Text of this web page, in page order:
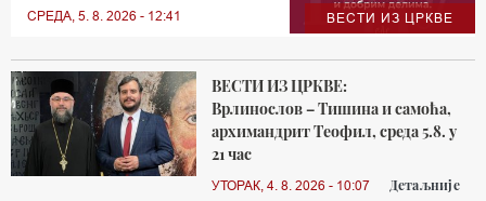
ВЕСТИ ИЗ ЦРКВЕ
СРЕДА, 5. 8. 2026 - 12:41
ВЕСТИ ИЗ ЦРКВЕ:
Врлинослов – Тишина и самоћа,
архимандрит Теофил, среда 5.8. у
21 час
УТОРАК, 4. 8. 2026 - 10:07 Детаљније